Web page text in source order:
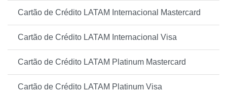
Cartão de Crédito LATAM Internacional Mastercard
Cartão de Crédito LATAM Internacional Visa
Cartão de Crédito LATAM Platinum Mastercard
Cartão de Crédito LATAM Platinum Visa